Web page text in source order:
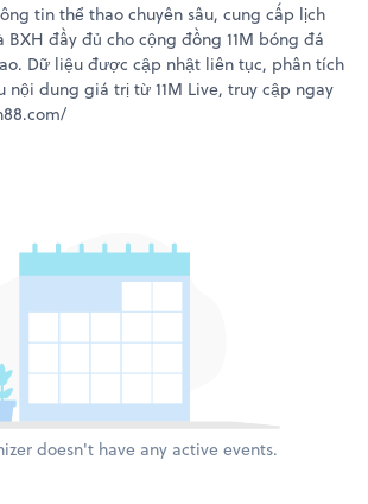
tin thể thao chuyên sâu, cung cấp lịch
đầy đủ cho cộng đồng 11M bóng đá
Dữ liệu được cập nhật liên tục, phân tích
nội dung giá trị từ 11M Live, truy cập ngay
doesn't have any active events.